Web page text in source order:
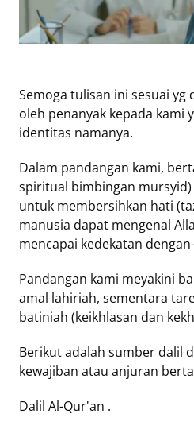
Semoga tulisan ini sesuai yg
oleh penanyak kepada kami
identitas namanya.
Dalam pandangan kami,
spiritual bimbingan
untuk membersihkan hati
manusia dapat mengenal
mencapai kedekatan
Pandangan kami meyakini
amal lahiriah, sementara
batiniah (keikhlasan dan
Berikut adalah sumber dalil
kewajiban atau anjuran
Dalil Al-Qur'an .
ihram.republika.co.id
rejabar.republika.co.id
Republika
IQRA
Tentang
Retizen
Do's
Dont's
Rules
Cara
Retizen